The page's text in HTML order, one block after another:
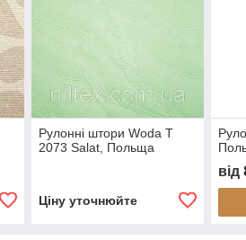
Рулонні штори Woda T
2073 Salat, Польща
Ціну уточнюйте
від